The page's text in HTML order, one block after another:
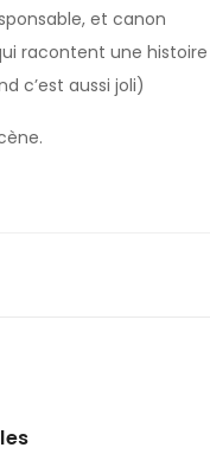
et canon
racontent une histoire
c’est aussi joli)